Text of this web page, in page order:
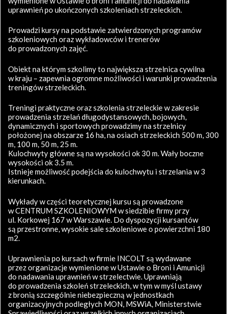
uprawnień po ukończonych szkoleniach strzeleckich.
Prowadzi kursy na podstawie zatwierdzonych programów
szkoleniowych oraz wykładowców i trenerów
do prowadzonych zajęć.
Obiekt na którym szkolimy to największa strzelnica cywilna
w kraju – zapewnia ogromne możliwości i warunki prowadzenia
treningów strzeleckich.
Treningi praktyczne oraz szkolenia strzeleckie w zakresie
prowadzenia strzelań długodystansowych, bojowych,
dynamicznych i sportowych prowadzimy na strzelnicy
położonej na obszarze 16 ha, na osiach strzeleckich 500 m, 300
m, 100 m, 50 m, 25 m.
Kulochwyty główne są na wysokości ok 30 m. Wały boczne
wysokości ok 3.5 m.
Istnieje możliwość podejścia do kulochwytu i strzelania w 3
kierunkach.
Wykłady w części teoretycznej kursu są prowadzone
w CENTRUM SZKOLENIOWYM w siedzibie firmy przy
ul. Korkowej 167 w Warszawie. Do dyspozycji kursantów
są przestronne, wysokie sale szkoleniowe o powierzchni 180
m2.
Uprawnienia po kursach w firmie INCOLT są wydawane
przez organizacje wymienione w Ustawie o Broni i Amunicji
do nadawania uprawnień w strzelectwie. Uprawniają
do prowadzenia szkoleń strzeleckich, w tym w myśl ustawy
z bronią szczególnie niebezpieczną w jednostkach
organizacyjnych podległych MON, MSWiA, Ministerstwie